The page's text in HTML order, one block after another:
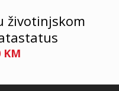
životinjskom
KM